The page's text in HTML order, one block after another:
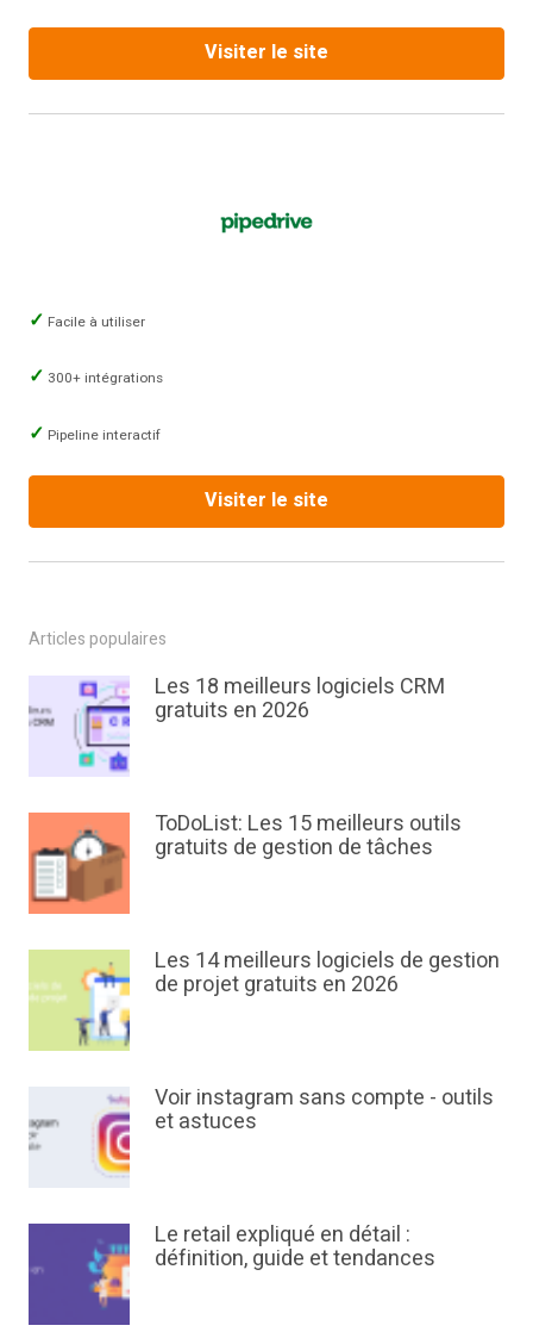
Visiter le site
Facile à utiliser
300+ intégrations
Pipeline interactif
Visiter le site
Articles populaires
Les 18 meilleurs logiciels CRM
gratuits en 2026
ToDoList: Les 15 meilleurs outils
gratuits de gestion de tâches
Les 14 meilleurs logiciels de gestion
de projet gratuits en 2026
Voir instagram sans compte - outils
et astuces
Le retail expliqué en détail :
définition, guide et tendances